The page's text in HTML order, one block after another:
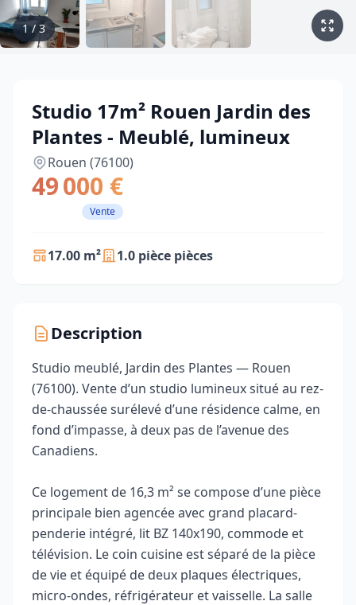
1/3
Studio 17m² Rouen Jardin des
Plantes - Meublé, lumineux
Rouen (76100)
49 000 €
Vente
17.00 m² 1.0 pièce pièces
Description
Studio meublé, Jardin des Plantes — Rouen
(76100). Vente d’un studio lumineux situé au rez-
de-chaussée surélevé d’une résidence calme, en
fond d’impasse, à deux pas de l’avenue des
Canadiens.
Ce logement de 16,3 m² se compose d’une pièce
principale bien agencée avec grand placard-
penderie intégré, lit BZ 140x190, commode et
télévision. Le coin cuisine est séparé de la pièce
de vie et équipé de deux plaques électriques,
micro-ondes, réfrigérateur et vaisselle. La salle